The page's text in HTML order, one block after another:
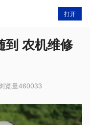
打开
到 农机维修
览量460033